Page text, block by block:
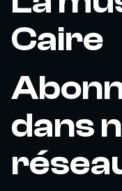
Caire
dans